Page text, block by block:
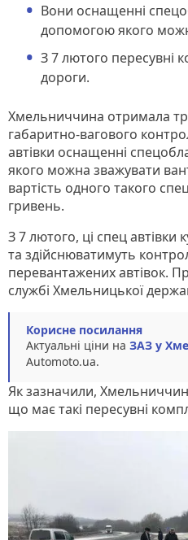
Вони оснащенні
допомогою якого
З 7 лютого пересувні
дороги.
Хмельниччина отримала
габаритно-вагового
автівки оснащенні
якого можна зважувати
вартість одного такого
гривень.
З 7 лютого, ці спец автівки
та здійснюватимуть
перевантажених автівок.
службі Хмельницької
Корисне посилання
Актуальні ціни на ЗАЗ у
Automoto.ua.
Як зазначили,
що має такі пересувні